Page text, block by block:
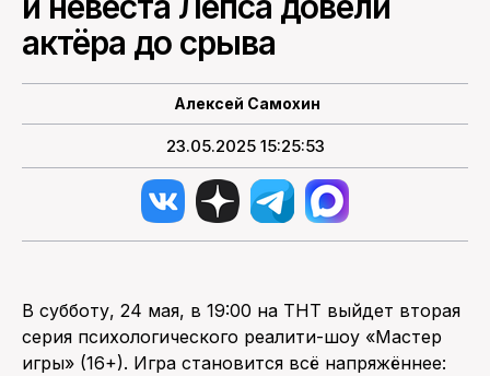
актёра до срыва
Алексей Самохин
23.05.2025 15:25:53
В субботу, 24 мая, в 19:00 на ТНТ выйдет вторая
серия психологического реалити-шоу «Мастер
игры» (16+). Игра становится всё напряжённее: